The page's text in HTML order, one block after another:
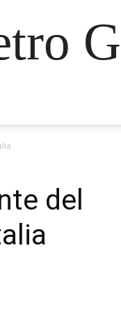
del